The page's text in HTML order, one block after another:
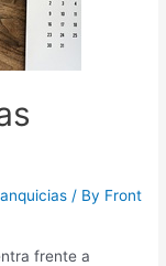
/ By Front
frente a